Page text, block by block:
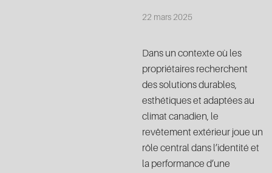
22 mars 2025
Dans un contexte où les
propriétaires recherchent
des solutions durables,
esthétiques et adaptées au
climat canadien, le
revêtement extérieur joue un
rôle central dans l’identité et
la performance d’une